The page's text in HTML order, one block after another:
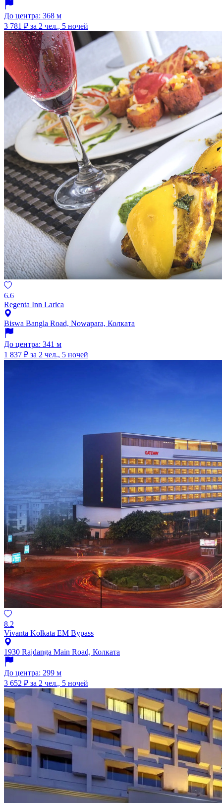
До центра: 368 м
3 781 ₽ за 2 чел., 5 ночей
6.6
Regenta Inn Larica
Biswa Bangla Road, Nowapara, Колката
До центра: 341 м
1 837 ₽ за 2 чел., 5 ночей
8.2
Vivanta Kolkata EM Bypass
1930 Rajdanga Main Road, Колката
До центра: 299 м
3 652 ₽ за 2 чел., 5 ночей